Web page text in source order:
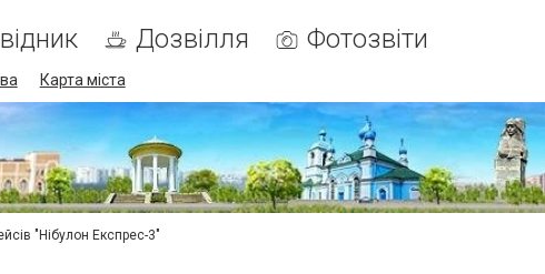
Дозвілля Фотозвіти
Карта міста
"Нібулон Експрес-3"